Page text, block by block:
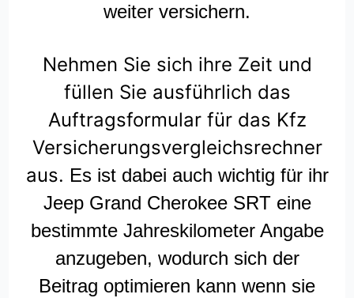
weiter versichern.
Nehmen Sie sich ihre Zeit und
füllen Sie ausführlich das
Auftragsformular für das Kfz
Versicherungsvergleichsrechner
aus. Es ist dabei auch wichtig für ihr
Jeep Grand Cherokee SRT eine
bestimmte Jahreskilometer Angabe
anzugeben, wodurch sich der
Beitrag optimieren kann wenn sie